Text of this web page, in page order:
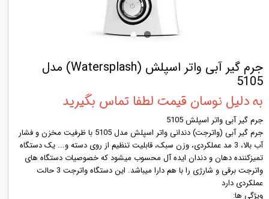
جرم گیر آبی واتر اسپلش (Watersplash) مدل
5105
به دلیل نوسان قیمت لطفا تماس بگیرید
جرم گیر آبی واتر اسپلش 5105
جرم گیر آبی (واترجت) دندانی واتر اسپلش مدل 5105 با ظرفیت مخزن و فشار
آب بالا، 3 مد عملکردی، وزن سبک، قابلیت تنظیم از روی دسته و... یک دستگاه
تمیزکننده دهان و دندان ایده آل محسوب میشود که خصوصیات دستگاه های
واترجت برقی و شارژی را با هم دارا میباشد. این دستگاه واترجت 3 حالت
عملکردی دارد
ویژگی ها: